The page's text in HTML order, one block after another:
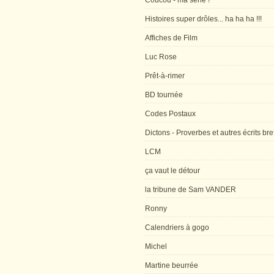
Histoires super drôles... ha ha ha !!!
Affiches de Film
Luc Rose
Prêt-à-rimer
BD tournée
Codes Postaux
Dictons - Proverbes et autres écrits
LCM
ça vaut le détour
la tribune de Sam VANDER
Ronny
Calendriers à gogo
Michel
Martine beurrée